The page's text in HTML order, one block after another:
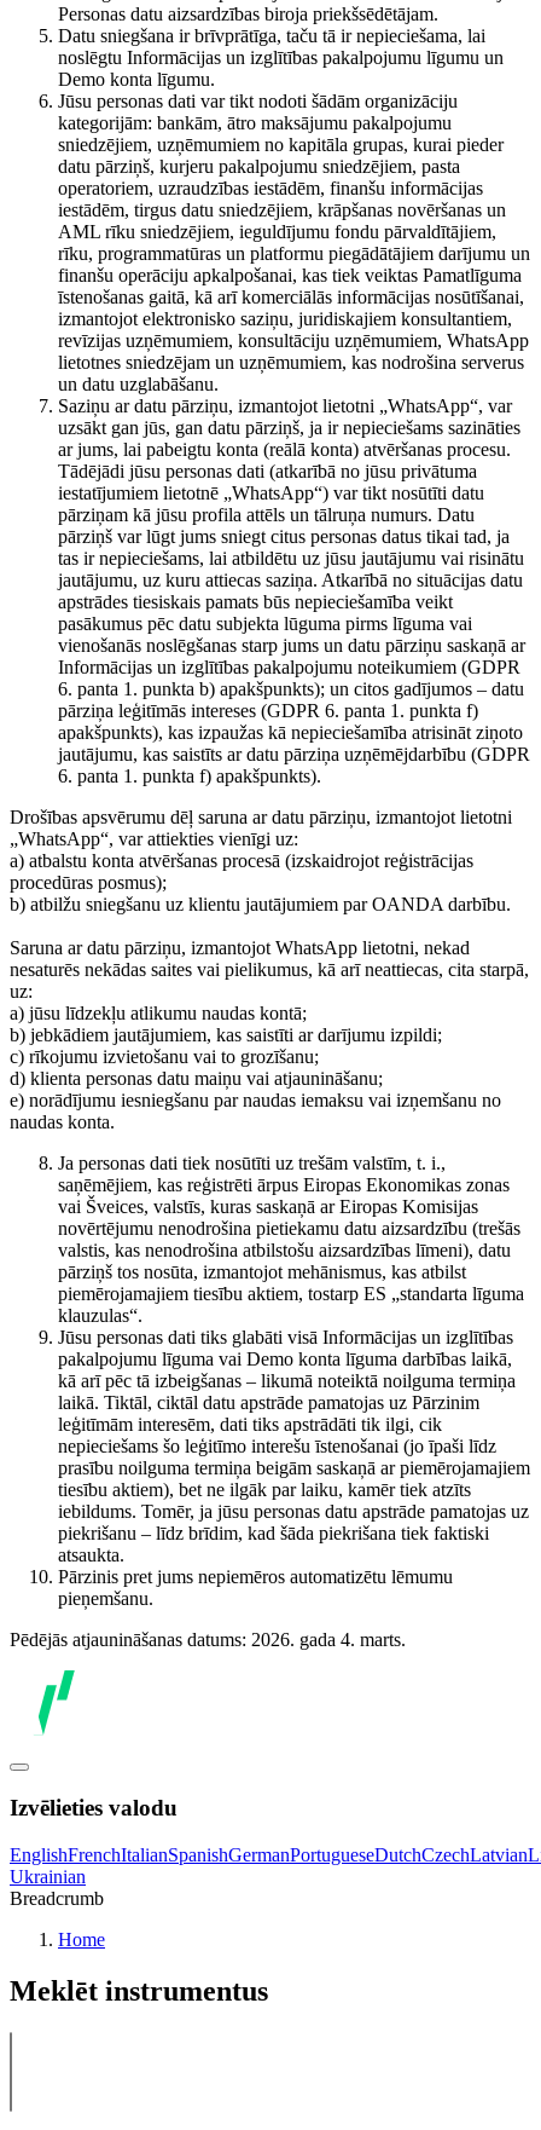
Personas datu aizsardzības biroja priekšsēdētājam.
Datu sniegšana ir brīvprātīga, taču tā ir nepieciešama, lai
noslēgtu Informācijas un izglītības pakalpojumu līgumu un
Demo konta līgumu.
Jūsu personas dati var tikt nodoti šādām organizāciju
kategorijām: bankām, ātro maksājumu pakalpojumu
sniedzējiem, uzņēmumiem no kapitāla grupas, kurai pieder
datu pārziņš, kurjeru pakalpojumu sniedzējiem, pasta
operatoriem, uzraudzības iestādēm, finanšu informācijas
iestādēm, tirgus datu sniedzējiem, krāpšanas novēršanas un
AML rīku sniedzējiem, ieguldījumu fondu pārvaldītājiem,
rīku, programmatūras un platformu piegādātājiem darījumu un
finanšu operāciju apkalpošanai, kas tiek veiktas Pamatlīguma
īstenošanas gaitā, kā arī komerciālās informācijas nosūtīšanai,
izmantojot elektronisko saziņu, juridiskajiem konsultantiem,
revīzijas uzņēmumiem, konsultāciju uzņēmumiem, WhatsApp
lietotnes sniedzējam un uzņēmumiem, kas nodrošina serverus
un datu uzglabāšanu.
Saziņu ar datu pārziņu, izmantojot lietotni „WhatsApp“, var
uzsākt gan jūs, gan datu pārziņš, ja ir nepieciešams sazināties
ar jums, lai pabeigtu konta (reālā konta) atvēršanas procesu.
Tādējādi jūsu personas dati (atkarībā no jūsu privātuma
iestatījumiem lietotnē „WhatsApp“) var tikt nosūtīti datu
pārziņam kā jūsu profila attēls un tālruņa numurs. Datu
pārziņš var lūgt jums sniegt citus personas datus tikai tad, ja
tas ir nepieciešams, lai atbildētu uz jūsu jautājumu vai risinātu
jautājumu, uz kuru attiecas saziņa. Atkarībā no situācijas datu
apstrādes tiesiskais pamats būs nepieciešamība veikt
pasākumus pēc datu subjekta lūguma pirms līguma vai
vienošanās noslēgšanas starp jums un datu pārziņu saskaņā ar
Informācijas un izglītības pakalpojumu noteikumiem (GDPR
6. panta 1. punkta b) apakšpunkts); un citos gadījumos – datu
pārziņa leģitīmās intereses (GDPR 6. panta 1. punkta f)
apakšpunkts), kas izpaužas kā nepieciešamība atrisināt ziņoto
jautājumu, kas saistīts ar datu pārziņa uzņēmējdarbību (GDPR
6. panta 1. punkta f) apakšpunkts).
Drošības apsvērumu dēļ saruna ar datu pārziņu, izmantojot lietotni
„WhatsApp“, var attiekties vienīgi uz:
a) atbalstu konta atvēršanas procesā (izskaidrojot reģistrācijas
procedūras posmus);
b) atbilžu sniegšanu uz klientu jautājumiem par OANDA darbību.
Saruna ar datu pārziņu, izmantojot WhatsApp lietotni, nekad
nesaturēs nekādas saites vai pielikumus, kā arī neattiecas, cita starpā,
uz:
a) jūsu līdzekļu atlikumu naudas kontā;
b) jebkādiem jautājumiem, kas saistīti ar darījumu izpildi;
c) rīkojumu izvietošanu vai to grozīšanu;
d) klienta personas datu maiņu vai atjaunināšanu;
e) norādījumu iesniegšanu par naudas iemaksu vai izņemšanu no
naudas konta.
Ja personas dati tiek nosūtīti uz trešām valstīm, t. i.,
saņēmējiem, kas reģistrēti ārpus Eiropas Ekonomikas zonas
vai Šveices, valstīs, kuras saskaņā ar Eiropas Komisijas
novērtējumu nenodrošina pietiekamu datu aizsardzību (trešās
valstis, kas nenodrošina atbilstošu aizsardzības līmeni), datu
pārziņš tos nosūta, izmantojot mehānismus, kas atbilst
piemērojamajiem tiesību aktiem, tostarp ES „standarta līguma
klauzulas“.
Jūsu personas dati tiks glabāti visā Informācijas un izglītības
pakalpojumu līguma vai Demo konta līguma darbības laikā,
kā arī pēc tā izbeigšanas – likumā noteiktā noilguma termiņa
laikā. Tiktāl, ciktāl datu apstrāde pamatojas uz Pārzinim
leģitīmām interesēm, dati tiks apstrādāti tik ilgi, cik
nepieciešams šo leģitīmo interešu īstenošanai (jo īpaši līdz
prasību noilguma termiņa beigām saskaņā ar piemērojamajiem
tiesību aktiem), bet ne ilgāk par laiku, kamēr tiek atzīts
iebildums. Tomēr, ja jūsu personas datu apstrāde pamatojas uz
piekrišanu – līdz brīdim, kad šāda piekrišana tiek faktiski
atsaukta.
Pārzinis pret jums nepiemēros automatizētu lēmumu
pieņemšanu.
Pēdējās atjaunināšanas datums: 2026. gada 4. marts.
Izvēlieties valodu
EnglishFrenchItalianSpanishGermanPortugueseDutchCzechLatvian
Ukrainian
Breadcrumb
Home
Meklēt instrumentus